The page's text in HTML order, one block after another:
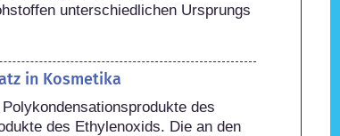
unterschiedlichen Ursprungs
in Kosmetika
des
des Ethylenoxids. Die an den